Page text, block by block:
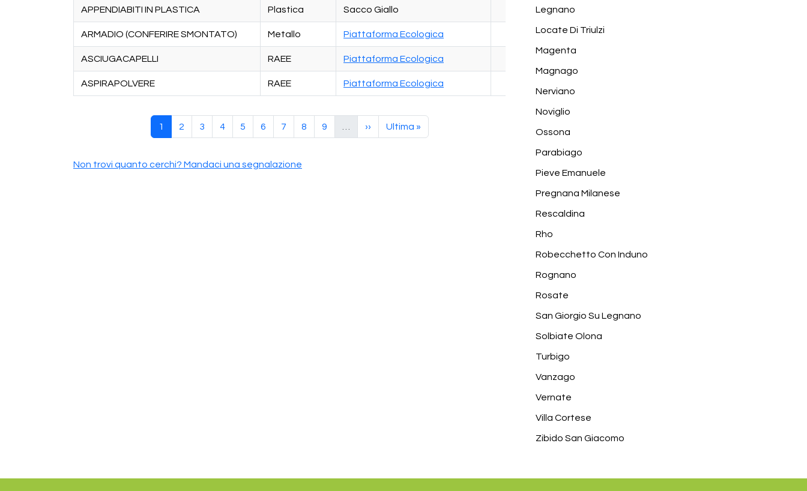
APPENDIABITI IN PLASTICA Plastica Sacco Giallo
ARMADIO (CONFERIRE SMONTATO) Metallo Piattaforma Ecologica
ASCIUGACAPELLI RAEE Piattaforma Ecologica
ASPIRAPOLVERE RAEE Piattaforma Ecologica
Paginazione
Pagina attuale
1 Pagina
2 Pagina
3 Pagina
4 Pagina
5 Pagina
6 Pagina
7 Pagina
8 Pagina
9 Pagina successiva
›› Ultima pagina
Ultima »
Non trovi quanto cerchi? Mandaci una segnalazione
Legnano
Locate Di Triulzi
Magenta
Magnago
Nerviano
Noviglio
Ossona
Parabiago
Pieve Emanuele
Pregnana Milanese
Rescaldina
Rho
Robecchetto Con Induno
Rognano
Rosate
San Giorgio Su Legnano
Solbiate Olona
Turbigo
Vanzago
Vernate
Villa Cortese
Zibido San Giacomo